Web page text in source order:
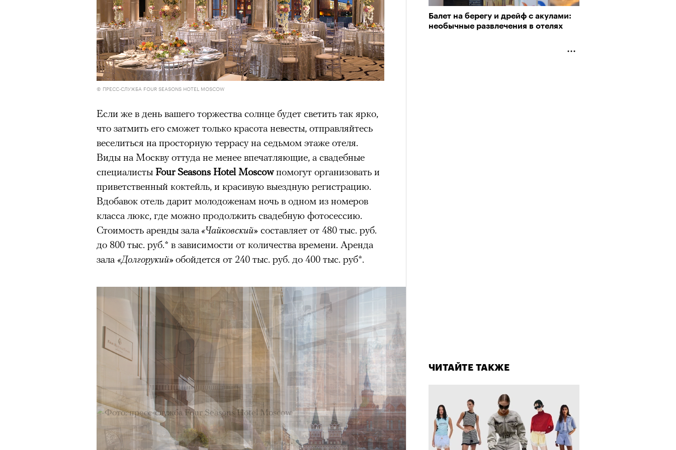
Балет на берегу и дрейф с акулами:
необычные развлечения в отелях
ЧИТАЙТЕ ТАКЖЕ
© ПРЕСС-СЛУЖБА FOUR SEASONS HOTEL MOSCOW
Если же в день вашего торжества солнце будет светить так ярко,
что затмить его сможет только красота невесты, отправляйтесь
веселиться на просторную террасу на седьмом этаже отеля.
Виды на Москву оттуда не менее впечатляющие, а свадебные
специалисты Four Seasons Hotel Moscowпомогут организовать и
приветственный коктейль, и красивую выездную регистрацию.
Вдобавок отель дарит молодоженам ночь в одном из номеров
класса люкс, где можно продолжить свадебную фотосессию.
Стоимость аренды зала «Чайковский» составляет от 480 тыс. руб.
до 800 тыс. руб.* в зависимости от количества времени. Аренда
зала «Долгорукий» обойдется от 240 тыс. руб. до 400 тыс. руб*.
Большинство альпинистов идут в горыне ради опасности, а
ради ощущения ясности, свободы и внутреннего смысла.
Успешных альпинистов отличаютпсихологическая
устойчивость, дисциплина, способность к самоконтролю и
готовность переносить лишения.
Опыт восхождений помогаетиначе смотреть на эмоции,
30 июля 2026 года в пакистанском Каракорумепогиб всемирно
известный непальский альпинист Нирмал Пурджа. Экспедиция
из десяти человек, которую он возглавлял, попала под лавину на
склоне Броуд-Пик. 2 августа спасатели обнаружили тела
погибших. Бывший британский спецназовец шел к
историческому рекорду — он планировал стать первым
человеком, дважды покорившим все 14 восьмитысячников
планеты без использования кислорода.